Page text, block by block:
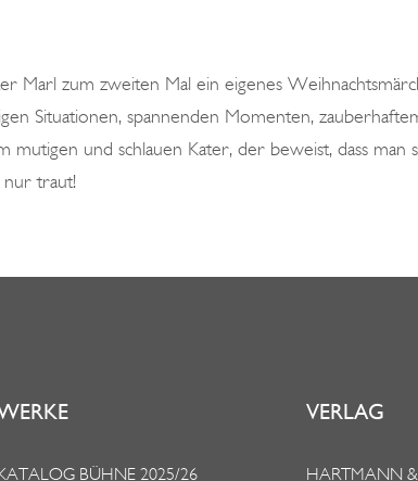
Marl zum zweiten Mal ein eigenes
Situationen, spannenden Momenten,
mutigen und schlauen Kater, der beweist, dass man
nur traut!
BÜHNE 2025/26
VERLAG
HARTMANN &